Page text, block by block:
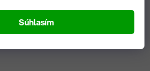
Súhlasím